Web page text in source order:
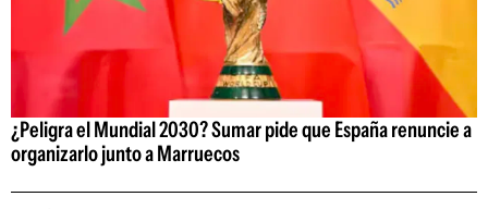
¿Peligra el Mundial 2030? Sumar pide que España renuncie a
organizarlo junto a Marruecos